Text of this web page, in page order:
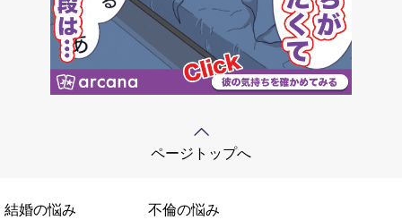
ページトップへ
結婚の悩み 不倫の悩み